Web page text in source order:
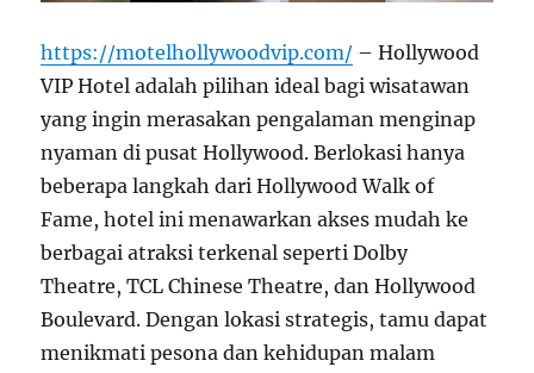
https://motelhollywoodvip.com/ –Hollywood
VIP Hotel adalah pilihan ideal bagi wisatawan
yang ingin merasakan pengalaman menginap
nyaman di pusat Hollywood. Berlokasi hanya
beberapa langkah dari Hollywood Walk of
Fame, hotel ini menawarkan akses mudah ke
berbagai atraksi terkenal seperti Dolby
Theatre, TCL Chinese Theatre, dan Hollywood
Boulevard. Dengan lokasi strategis, tamu dapat
menikmati pesona dan kehidupan malam